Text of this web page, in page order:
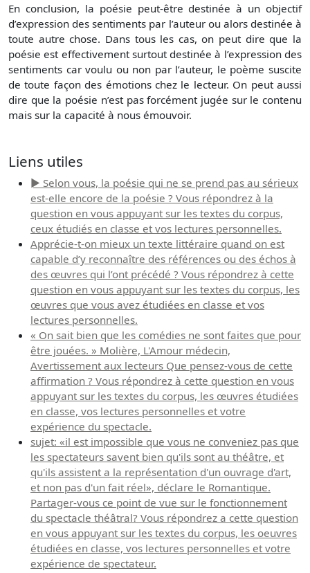
En conclusion, la poésie peut-être destinée à un objectif
d’expression des sentiments par l’auteur ou alors destinée à
toute autre chose. Dans tous les cas, on peut dire que la
poésie est effectivement surtout destinée à l’expression des
sentiments car voulu ou non par l’auteur, le poème suscite
de toute façon des émotions chez le lecteur. On peut aussi
dire que la poésie n’est pas forcément jugée sur le contenu
mais sur la capacité à nous émouvoir.
Liens utiles
► Selon vous, la poésie qui ne se prend pas au sérieux
est-elle encore de la poésie ? Vous répondrez à la
question en vous appuyant sur les textes du corpus,
ceux étudiés en classe et vos lectures personnelles.
Apprécie-t-on mieux un texte littéraire quand on est
capable d’y reconnaître des références ou des échos à
des œuvres qui l’ont précédé ? Vous répondrez à cette
question en vous appuyant sur les textes du corpus, les
œuvres que vous avez étudiées en classe et vos
lectures personnelles.
« On sait bien que les comédies ne sont faites que pour
être jouées. » Molière, L'Amour médecin,
Avertissement aux lecteurs Que pensez-vous de cette
affirmation ? Vous répondrez à cette question en vous
appuyant sur les textes du corpus, les œuvres étudiées
en classe, vos lectures personnelles et votre
expérience du spectacle.
sujet: «il est impossible que vous ne conveniez pas que
les spectateurs savent bien qu'ils sont au théâtre, et
qu'ils assistent a la représentation d'un ouvrage d'art,
et non pas d'un fait réel», déclare le Romantique.
Partager-vous ce point de vue sur le fonctionnement
du spectacle théâtral? Vous répondrez a cette question
en vous appuyant sur les textes du corpus, les oeuvres
étudiées en classe, vos lectures personnelles et votre
expérience de spectateur.